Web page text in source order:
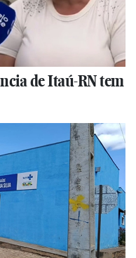
de Itaú-RN tem